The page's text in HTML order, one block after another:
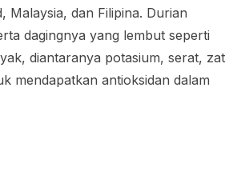
Malaysia, dan Filipina. Durian
dagingnya yang lembut seperti
diantaranya potasium, serat, zat
mendapatkan antioksidan dalam